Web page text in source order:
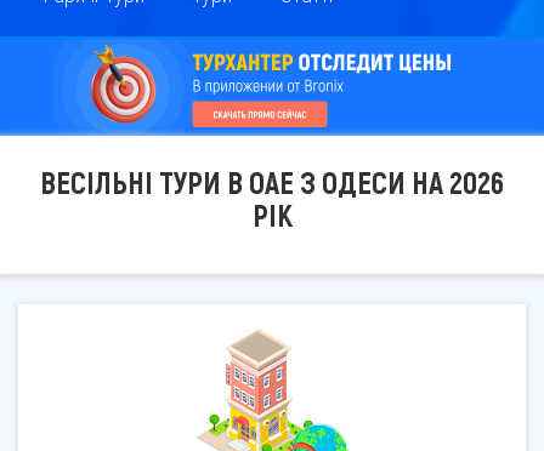
ВЕСІЛЬНІ ТУРИ В ОАЕ З ОДЕСИ НА 2026
РІК